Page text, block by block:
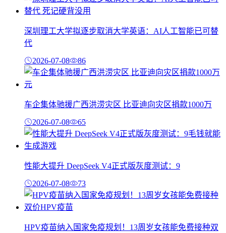
深圳理工大学拟逐步取消大学英语：AI人工智能已可替
代
2026-07-08 86
车企集体驰援广西洪涝灾区 比亚迪向灾区捐款1000万
2026-07-08 65
性能大提升 DeepSeek V4正式版灰度测试：9
2026-07-08 73
HPV疫苗纳入国家免疫规划！13周岁女孩能免费接种双